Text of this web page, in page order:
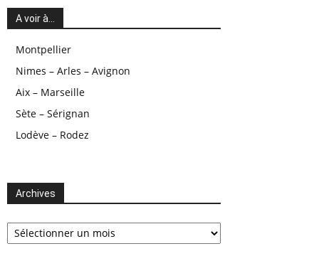
A voir à…
Montpellier
Nimes – Arles – Avignon
Aix – Marseille
Sète – Sérignan
Lodève – Rodez
Archives
Archives